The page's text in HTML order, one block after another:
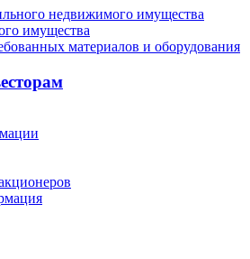
недвижимого имущества
имущества
материалов и оборудования